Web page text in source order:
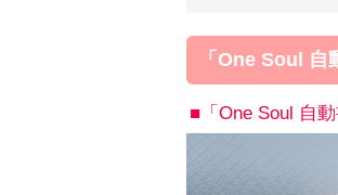
「One Soul 自
■「One Soul 自